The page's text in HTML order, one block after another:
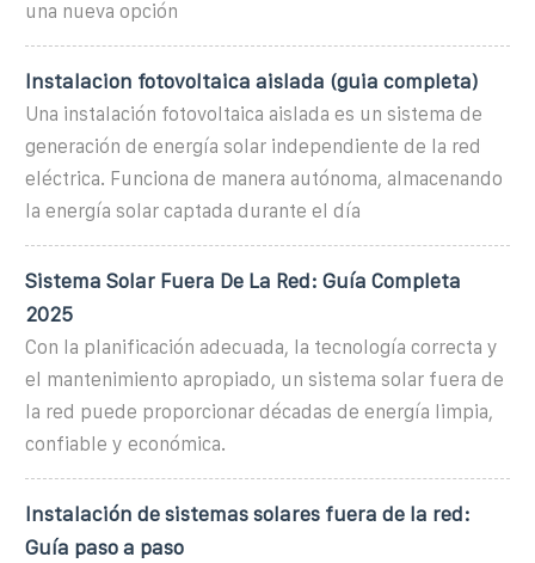
una nueva opción
Instalacion fotovoltaica aislada (guia completa)
Una instalación fotovoltaica aislada es un sistema de
generación de energía solar independiente de la red
eléctrica. Funciona de manera autónoma, almacenando
la energía solar captada durante el día
Sistema Solar Fuera De La Red: Guía Completa
2025
Con la planificación adecuada, la tecnología correcta y
el mantenimiento apropiado, un sistema solar fuera de
la red puede proporcionar décadas de energía limpia,
confiable y económica.
Instalación de sistemas solares fuera de la red:
Guía paso a paso